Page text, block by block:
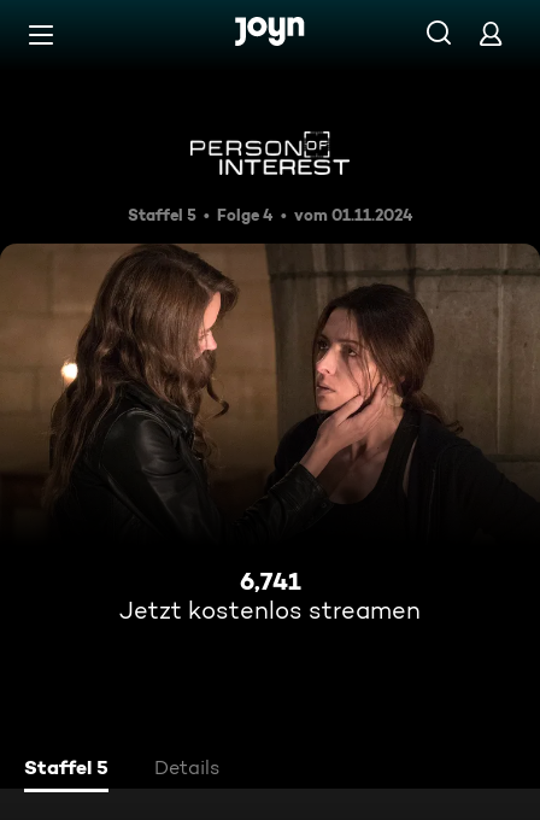
Zum Inhalt springen
6,741
Staffel 5 Folge 4 vom 01.11.2024
6,741
Jetzt kostenlos streamen
Staffel 5 Details